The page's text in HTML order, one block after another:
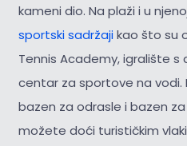
kameni dio. Na plaži i u
sportski sadržajikao što su
Tennis Academy, igralište
centar za sportove na vodi.
bazen za odrasle i bazen
možete doći turističkim